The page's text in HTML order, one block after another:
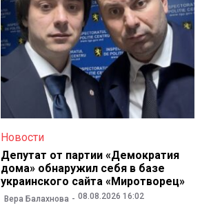
Новости
Депутат от партии «Демократия
дома» обнаружил себя в базе
украинского сайта «Миротворец»
Вера Балахнова 08.08.2026 16:02